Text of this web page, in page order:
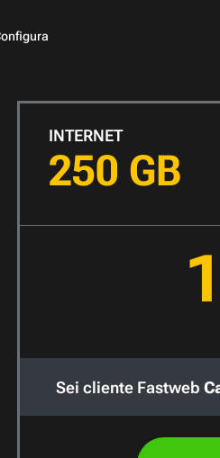
INTERNET
250 GB
Sei cliente Fastweb